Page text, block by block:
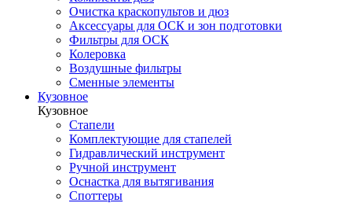
Очистка краскопультов и дюз
Аксессуары для ОСК и зон подготовки
Фильтры для ОСК
Колеровка
Воздушные фильтры
Сменные элементы
Кузовное
Кузовное
Стапели
Комплектующие для стапелей
Гидравлический инструмент
Ручной инструмент
Оснастка для вытягивания
Споттеры